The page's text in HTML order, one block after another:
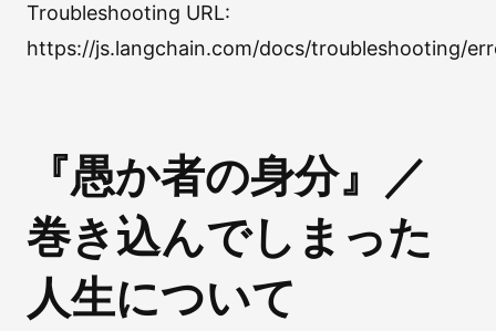
Troubleshooting URL:
https://js.langchain.com/docs/troubleshooting/
『愚か者の身分』／
巻き込んでしまった
人生について